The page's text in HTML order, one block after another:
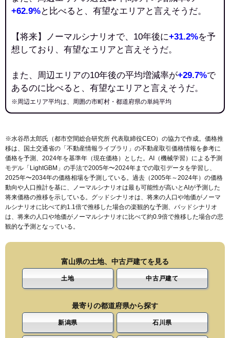
+62.9%と比べると、有望なエリアと言えそうだ。
【将来】ノーマルシナリオで、10年後に+31.2%を予
想しており、有望なエリアと言えそうだ。
また、周辺エリアの10年後の平均増減率が+29.7%で
あるのに比べると、有望なエリアと言えそうだ。
※周辺エリア平均は、周囲の市町村・都道府県の単純平均
※水谷昂太郎氏（都市空間総合研究所 代表取締役CEO）の協力で作成。価格推
移は、国土交通省の「 不動産情報ライブラリ 」の不動産取引価格情報を参考に
価格を予測、2024年を基準年（現在価格）とした。AI（機械学習）による予測
モデル「LightGBM」の手法で2005年〜2024年までの取引データを学習し、
2025年〜2034年の価格相場を予測している。過去（2005年～2024年）の価格
動向や人口推計を基に、ノーマルシナリオは最も可能性が高いとAIが予測した
将来価格の推移を示している。グッドシナリオは、将来の人口や地価がノーマ
ルシナリオに比べて約1.1倍で推移した場合の楽観的な予測、バッドシナリオ
は、将来の人口や地価がノーマルシナリオに比べて約0.9倍で推移した場合の悲
観的な予測となっている。
富山県の土地、中古戸建てを見る
土地 中古戸建て
最寄りの都道府県から探す
新潟県 石川県